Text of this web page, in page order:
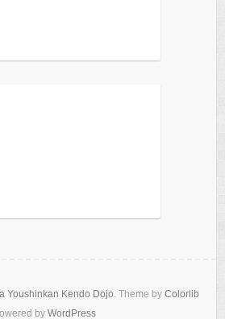
Youshinkan Kendo Dojo . Theme by Colorlib
by WordPress